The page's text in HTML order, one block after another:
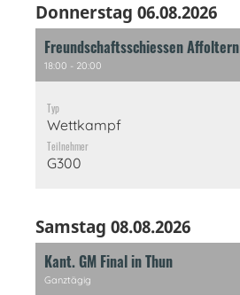
Donnerstag 06.08.2026
Freundschaftsschiessen Affoltern
18:00 - 20:00
Typ
Wettkampf
Teilnehmer
G300
Samstag 08.08.2026
Kant. GM Final in Thun
Ganztägig